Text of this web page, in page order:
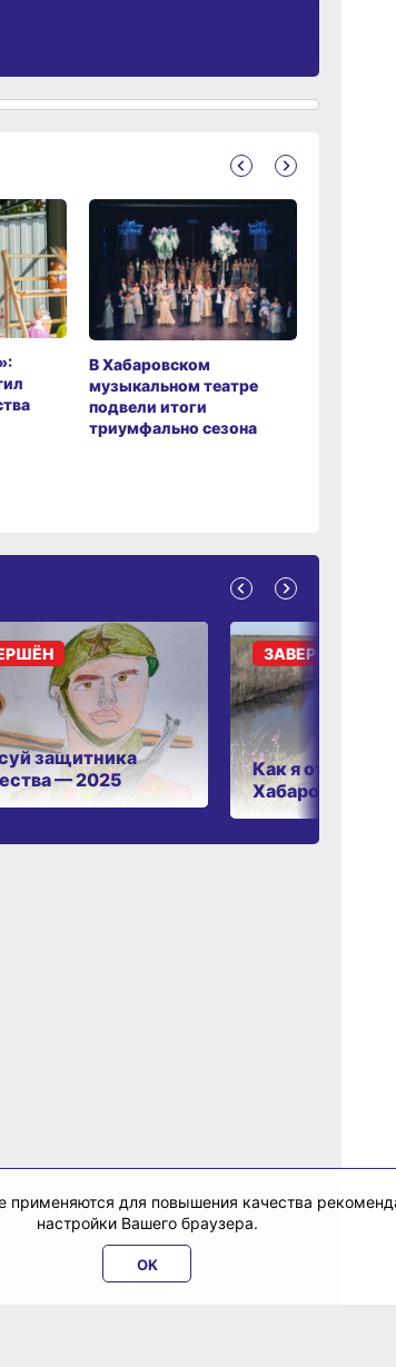
В Хабаровском
музыкальном театре
подвели итоги
триумфально сезона
защитника
— 2025
Как я отдыхаю в
Хабаровском
ЗАВЕРШЁН
применяются для повышения качества
настройки Вашего браузера.
OK